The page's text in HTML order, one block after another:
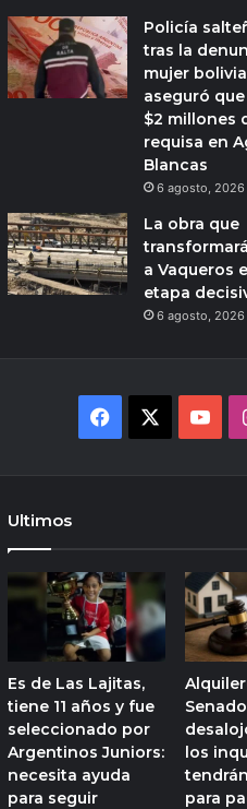
Policía
tras la
mujer
aseguró
$2 millones
requisa en
Blancas
6 agosto, 2026
La obra que
a Vaqueros
etapa
6 agosto, 2026
Facebook
Ultimos
Es de Las Lajitas,
tiene 11 años y fue
seleccionado por
Argentinos Juniors:
necesita ayuda
para seguir
los
para